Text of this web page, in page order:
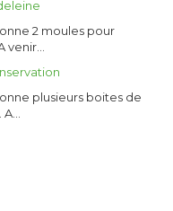
2 moules pour
venir…
plusieurs boites de